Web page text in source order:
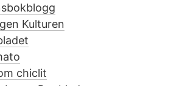
Kulturen
chiclit